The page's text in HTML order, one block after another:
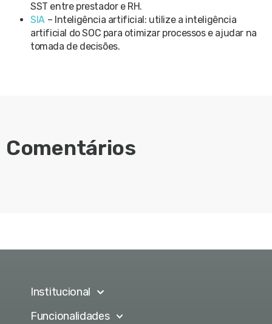
SST entre prestador e RH.
SIA – Inteligência artificial: utilize a inteligência
artificial do SOC para otimizar processos e ajudar na
tomada de decisões.
Comentários
Institucional
Funcionalidades